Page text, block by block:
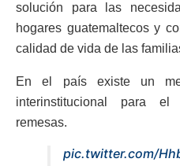
solución para las
hogares guatemaltecos y
calidad de vida de las
En el país existe un
interinstitucional para
remesas.
pic.twitter.com/